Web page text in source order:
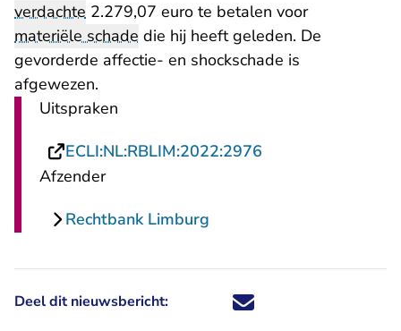
verdachte 2.279,07 euro te betalen voor
materiële schade die hij heeft geleden. De
gevorderde affectie- en shockschade is
afgewezen.
Uitspraken
ECLI:NL:RBLIM:2022:2976
Afzender
Rechtbank Limburg
Deel dit nieuwsbericht: Deel dit nieuwsbericht via X -
Deel dit nieuwsbericht via
Deel dit nieuwsbericht
Deel dit